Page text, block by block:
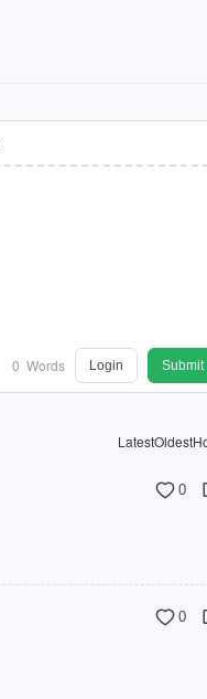
0 Words Login Submit
LatestOldest
0
0